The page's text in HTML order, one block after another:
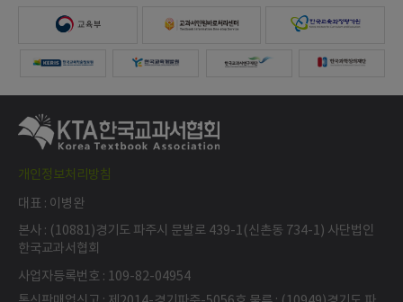
개인정보처리방침
대표 : 이병완
본사 : (10881)경기도 파주시 문발로 439-1(신촌동 734-1) 사단법인
한국교과서협회
사업자등록번호 : 109-82-04954